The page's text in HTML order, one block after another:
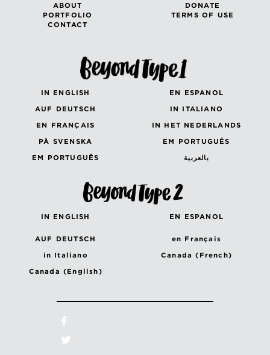
ABOUT
DONATE
PORTFOLIO
TERMS OF USE
CONTACT
IN ENGLISH
EN ESPANOL
AUF DEUTSCH
IN ITALIANO
EN FRANÇAIS
IN HET NEDERLANDS
PÅ SVENSKA
EM PORTUGUÊS
EM PORTUGUÊS
بالعربية
IN ENGLISH EN ESPANOL
AUF DEUTSCH
en Français
in Italiano
Canada (French)
Canada (English)